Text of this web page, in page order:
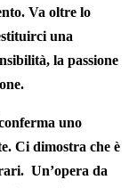
Va oltre lo
una
, la passione
uno
Ci dimostra che è
Un’opera da